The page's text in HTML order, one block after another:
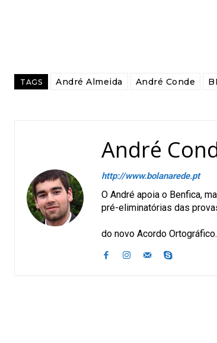
TAGS André Almeida André Conde
André
http://www.bolanarede.pt
O André apoia o Benfica,
pré-eliminatórias das
O
do novo Acordo Ortográfico.